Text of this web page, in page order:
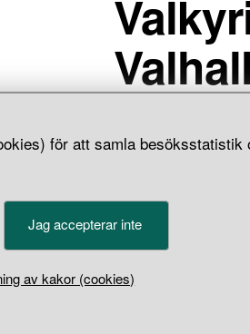
för att samla
Jag accepterar inte
av kakor (cookies)
Valhall
dödsrikena. I denna
Föreställningen om
Visa mer